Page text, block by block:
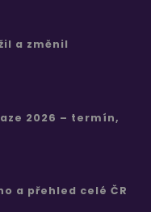
a změnil
2026 – termín,
a přehled celé ČR